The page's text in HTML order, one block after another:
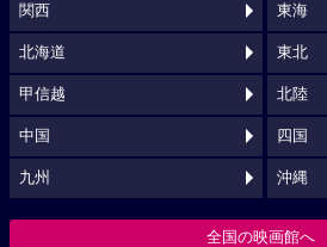
関西 東海
北海道 東北
甲信越 北陸
中国 四国
九州 沖縄
全国の映画館へ